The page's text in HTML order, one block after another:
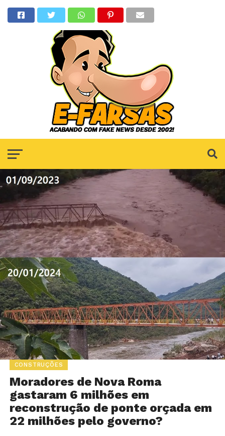
CONSTRUÇÕES
Moradores de Nova Roma
gastaram 6 milhões em
reconstrução de ponte orçada em
22 milhões pelo governo?